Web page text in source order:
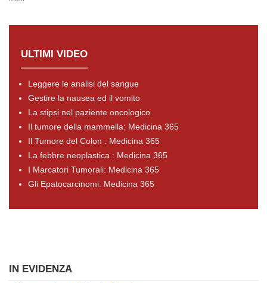
ULTIMI VIDEO
Leggere le analisi del sangue
Gestire la nausea ed il vomito
La stipsi nel paziente oncologico
Il tumore della mammella: Medicina 365
Il Tumore del Colon : Medicina 365
La febbre neoplastica : Medicina 365
I Marcatori Tumorali: Medicina 365
Gli Epatocarcinomi: Medicina 365
IN EVIDENZA